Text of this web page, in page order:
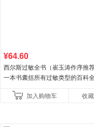
¥64.60
西尔斯过敏全书（崔玉涛作序推
一本书囊括所有过敏类型的百科
加入购物车
收藏